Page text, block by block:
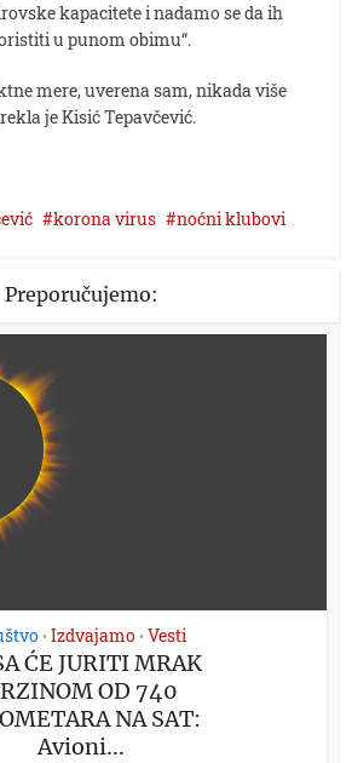
kapacitete i nadamo se da ih
u punom obimu“.
mere, uverena sam, nikada više
je Kisić Tepavčević.
korona virus noćni klubovi
Preporučujemo:
• Izdvajamo • Vesti
ĆE JURITI MRAK
OD 740
NA SAT:
Avioni...